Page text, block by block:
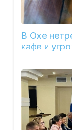
В Охе
кафе и